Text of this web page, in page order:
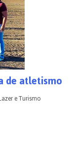
de atletismo
e Turismo